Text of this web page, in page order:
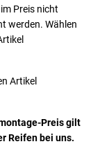
Preis nicht
werden. Wählen
Artikel
Preis gilt
Reifen bei uns.